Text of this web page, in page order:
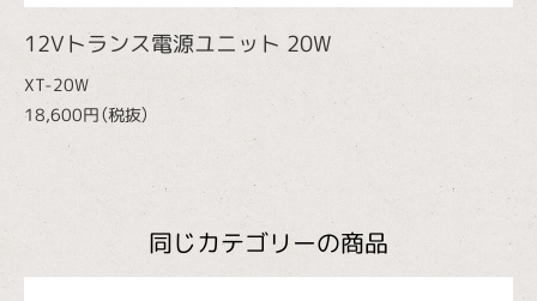
12Vトランス電源ユニット 20W
XT-20W
18,600円（税抜）
同じカテゴリーの商品